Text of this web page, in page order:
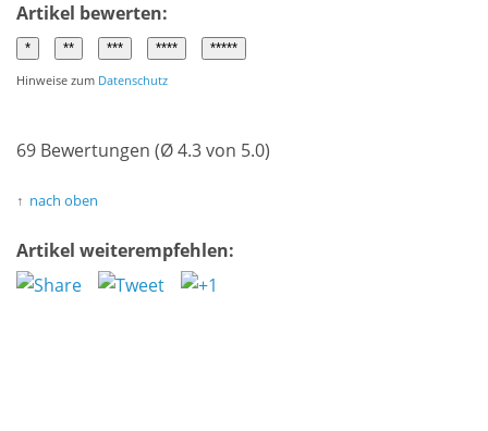
Artikel bewerten:
Hinweise zum Datenschutz
69 Bewertungen (Ø 4.3 von 5.0)
nach oben
Artikel weiterempfehlen: